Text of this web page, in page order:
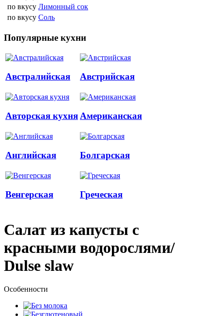
по вкусу Лимонный сок
по вкусу Соль
Популярные кухни
Австралийская Австрийская
Авторская кухня Американская
Английская Болгарская
Венгерская Греческая
Салат из капусты с
красными водорослями/
Dulse slaw
Особенности